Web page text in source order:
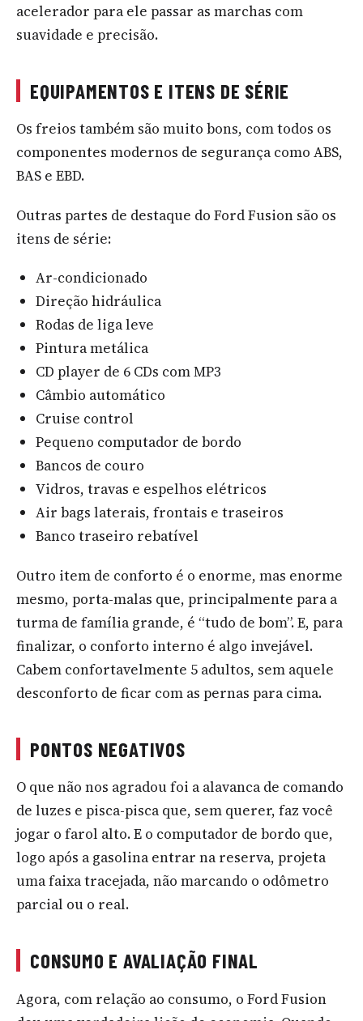
acelerador para ele passar as marchas com
suavidade e precisão.
EQUIPAMENTOS E ITENS DE SÉRIE
Os freios também são muito bons, com todos os
componentes modernos de segurança como ABS,
BAS e EBD.
Outras partes de destaque do Ford Fusion são os
itens de série:
Ar-condicionado
Direção hidráulica
Rodas de liga leve
Pintura metálica
CD player de 6 CDs com MP3
Câmbio automático
Cruise control
Pequeno computador de bordo
Bancos de couro
Vidros, travas e espelhos elétricos
Air bags laterais, frontais e traseiros
Banco traseiro rebatível
Outro item de conforto é o enorme, mas enorme
mesmo, porta-malas que, principalmente para a
turma de família grande, é “tudo de bom”. E, para
finalizar, o conforto interno é algo invejável.
Cabem confortavelmente 5 adultos, sem aquele
desconforto de ficar com as pernas para cima.
PONTOS NEGATIVOS
O que não nos agradou foi a alavanca de comando
de luzes e pisca-pisca que, sem querer, faz você
jogar o farol alto. E o computador de bordo que,
logo após a gasolina entrar na reserva, projeta
uma faixa tracejada, não marcando o odômetro
parcial ou o real.
CONSUMO E AVALIAÇÃO FINAL
Agora, com relação ao consumo, o Ford Fusion